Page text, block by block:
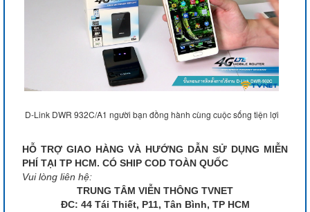
D-Link DWR 932C/A1 người bạn đồng hành cùng cuộc sống tiện lợi
HỖ TRỢ GIAO HÀNG VÀ HƯỚNG DẪN SỬ DỤNG MIỄN
PHÍ TẠI TP HCM. CÓ SHIP COD TOÀN QUỐC
Vui lòng liên hệ:
TRUNG TÂM VIỄN THÔNG TVNET
ĐC: 44 Tái Thiết, P11, Tân Bình, TP HCM